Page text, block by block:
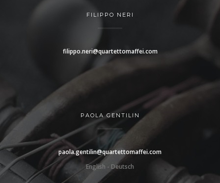
FILIPPO NERI
filippo.neri@quartettomaffei.com
PAOLA GENTILIN
paola.gentilin@quartettomaffei.com
English - Deutsch